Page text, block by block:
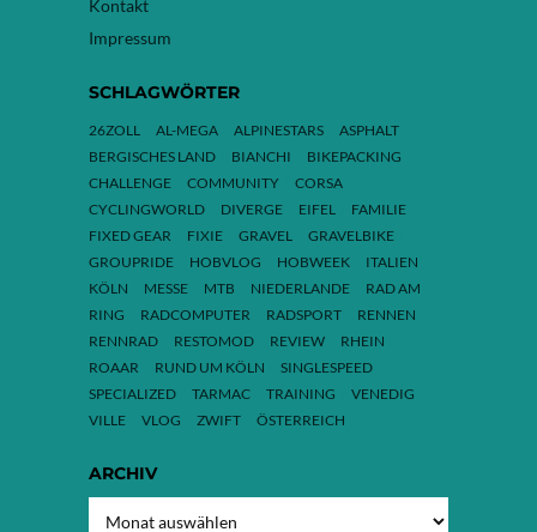
Kontakt
Impressum
SCHLAGWÖRTER
26ZOLL AL-MEGA ALPINESTARS
ASPHALT
BERGISCHES LAND
BIANCHI
BIKEPACKING
CHALLENGE
COMMUNITY
CORSA
CYCLINGWORLD
DIVERGE EIFEL
FAMILIE
FIXED GEAR
FIXIE GRAVEL
GRAVELBIKE
GROUPRIDE
HOBVLOG HOBWEEK
ITALIEN
KÖLN
MESSE MTB NIEDERLANDE
RAD AM
RING
RADCOMPUTER RADSPORT
RENNEN
RENNRAD
RESTOMOD REVIEW
RHEIN
ROAAR
RUND UM KÖLN
SINGLESPEED
SPECIALIZED
TARMAC TRAINING
VENEDIG
VILLE
VLOG ZWIFT ÖSTERREICH
ARCHIV